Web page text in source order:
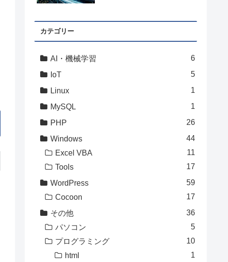
カテゴリー
AI・機械学習
6
IoT
5
Linux
1
MySQL
1
PHP
26
Windows
44
Excel VBA
11
Tools
17
WordPress
59
Cocoon
17
その他
36
パソコン
5
プログラミング
10
html
1